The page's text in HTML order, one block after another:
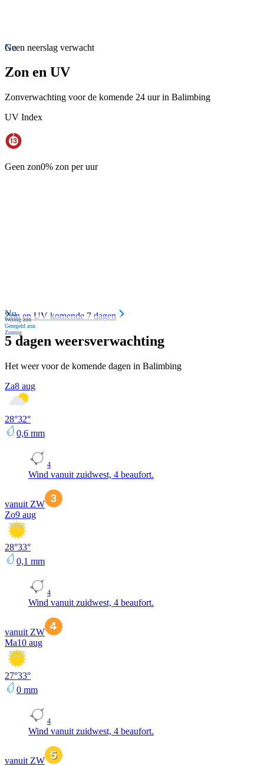
Nu
Geen neerslag verwacht
Zon en UV
Zonverwachting voor de komende 24 uur in Balimbing
UV Index
Geen zon0% zon per uur
Nu
Weinig zon
Geregeld zon
Zonnig
Zon en UV komende 7 dagen
5 dagen weersverwachting
Het weer voor de komende dagen in Balimbing
Za8 aug
28°32°
0,6 mm
4
Wind vanuit zuidwest, 4 beaufort.
vanuit ZW
Zo9 aug
28°33°
0,1 mm
4
Wind vanuit zuidwest, 4 beaufort.
vanuit ZW
Ma10 aug
27°33°
0 mm
4
Wind vanuit zuidwest, 4 beaufort.
vanuit ZW